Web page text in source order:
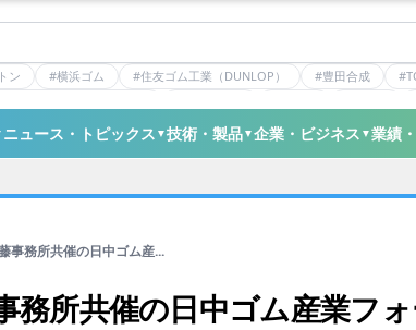
ン #横浜ゴム #住友ゴム工業（DUNLOP） #豊田合成
ソー
ニュース・トピックス ▼技術・製品▼企業・ビジネス ▼業績
事務所共催の日中ゴム産...
務所共催の日中ゴム産業フ